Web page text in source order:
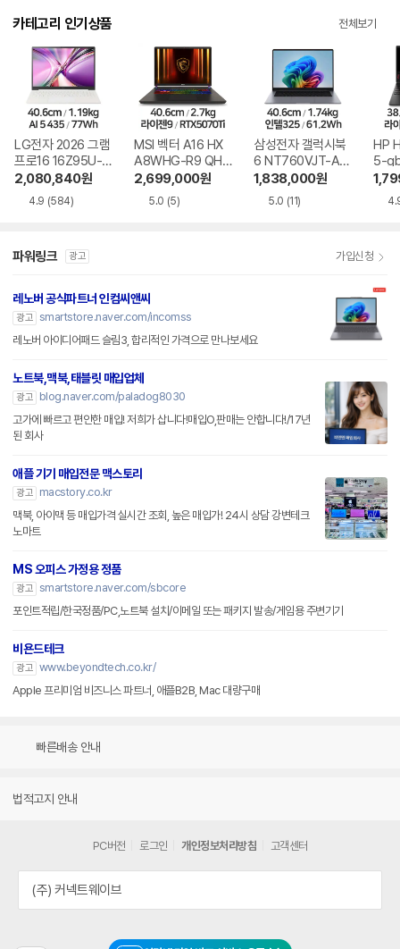
카테고리 인기상품 전체보기
LG전자 2026 그램
프로16 16Z95U-G
S5WK
2,080,840원
4.9 (584)
MSI 벡터 A16 HX
A8WHG-R9 QHD
+
2,699,000원
5.0 (5)
삼성전자 갤럭시북
6 NT760VJT-A51
A
1,838,000원
5.0 (11)
HP
5-
파워링크 광고 가입신청
레노버 공식파트너 인컴씨앤씨
광고 smartstore.naver.com/incomss
레노버 아이디어패드 슬림3, 합리적인 가격으로 만나보세요
노트북,맥북,태블릿 매입업체
광고
blog.naver.com/paladog8030
고가에 빠르고 편안한 매입! 저희가 삽니다!매입O,판매는 안합니다!/17년
된 회사
애플 기기 매입전문 맥스토리
광고
macstory.co.kr
맥북, 아이맥 등 매입가격 실시간 조회, 높은 매입가! 24시 상담 강변테크
노마트
MS 오피스 가정용 정품
광고 smartstore.naver.com/sbcore
포인트적립/한국정품/PC,노트북 설치/이메일 또는 패키지 발송/게임용 주변기기
비욘드테크
광고 www.beyondtech.co.kr/
Apple 프리미엄 비즈니스 파트너, 애플B2B, Mac 대량구매
빠른배송 안내
법적고지 안내
PC버전 로그인 개인정보처리방침 고객센터
(주) 커넥트웨이브